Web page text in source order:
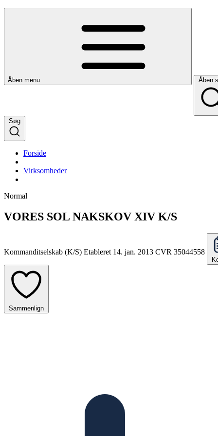
Åben menu Åben
Søg
Forside
Virksomheder
Normal
VORES SOL NAKSKOV XIV K/S
Kommanditselskab (K/S) Etableret 14. jan. 2013 CVR 35044558
Sammenlign